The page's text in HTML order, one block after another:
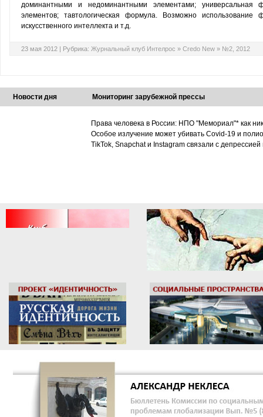
доминантными и недоминантными элементами; универсальная
элементов; тавтологическая формула. Возможно
искусственного интеллекта и т.д.
23 мая 2012 | Рубрика: Журнальный клуб Интелрос » Credo New » №2, 2012
Новости дня Мониторинг зарубежной прессы
Права человека в России: НПО "Мемориал"* как
Особое излучение может убивать Covid-19 и
TikTok, Snapchat и Instagram связали с